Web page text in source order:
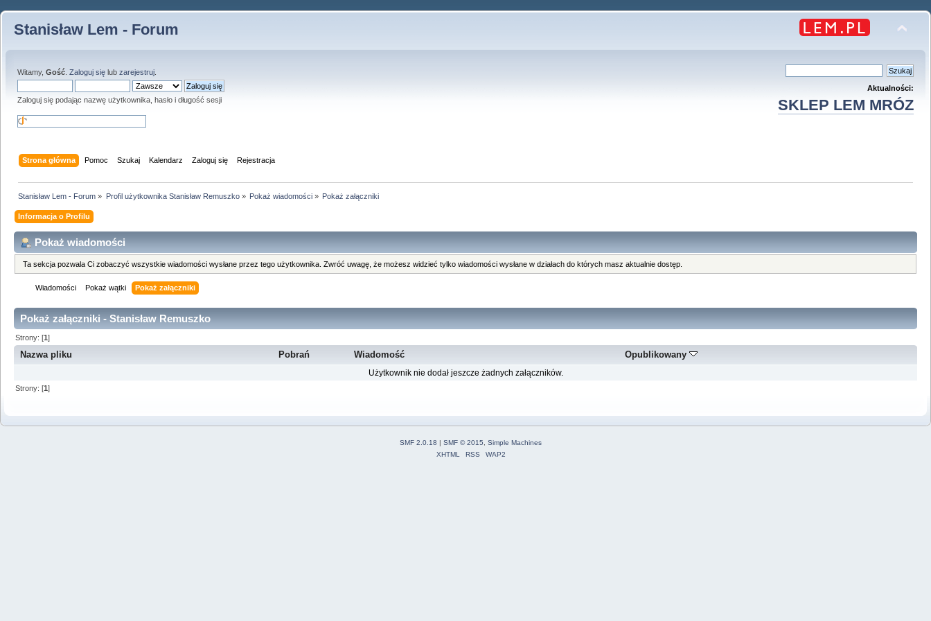
Stanisław Lem - Forum
Witamy, Gość Zaloguj się lub zarejestruj
Zaloguj się podając nazwę użytkownika, hasło i długość sesji
Aktualności:
SKLEP LEM MRÓZ
Strona główna Pomoc Szukaj Kalendarz Zaloguj się Rejestracja
Stanisław Lem - Forum » Profil użytkownika Stanisław Remuszko» Pokaż wiadomości» Pokaż załączniki
Informacja o Profilu
Pokaż wiadomości
Ta sekcja pozwala Ci zobaczyć wszystkie wiadomości wysłane przez tego użytkownika. Zwróć uwagę, że możesz widzieć tylko wiadomości wysłane w działach do których masz aktualnie dostęp.
Wiadomości Pokaż wątki Pokaż załączniki
Pokaż załączniki - Stanisław Remuszko
Strony: [1]
Nazwa pliku Pobrań Wiadomość Opublikowany
Użytkownik nie dodał jeszcze żadnych załączników.
Strony: [1]
SMF 2.0.18 | SMF © 2015
Simple Machines
XHTML
RSS WAP2